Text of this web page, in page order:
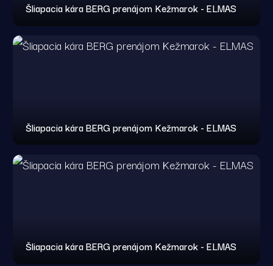
Šliapacia kára BERG prenájom Kežmarok - ELMAS
Šliapacia kára BERG prenájom Kežmarok - ELMAS
Šliapacia kára BERG prenájom Kežmarok - ELMAS